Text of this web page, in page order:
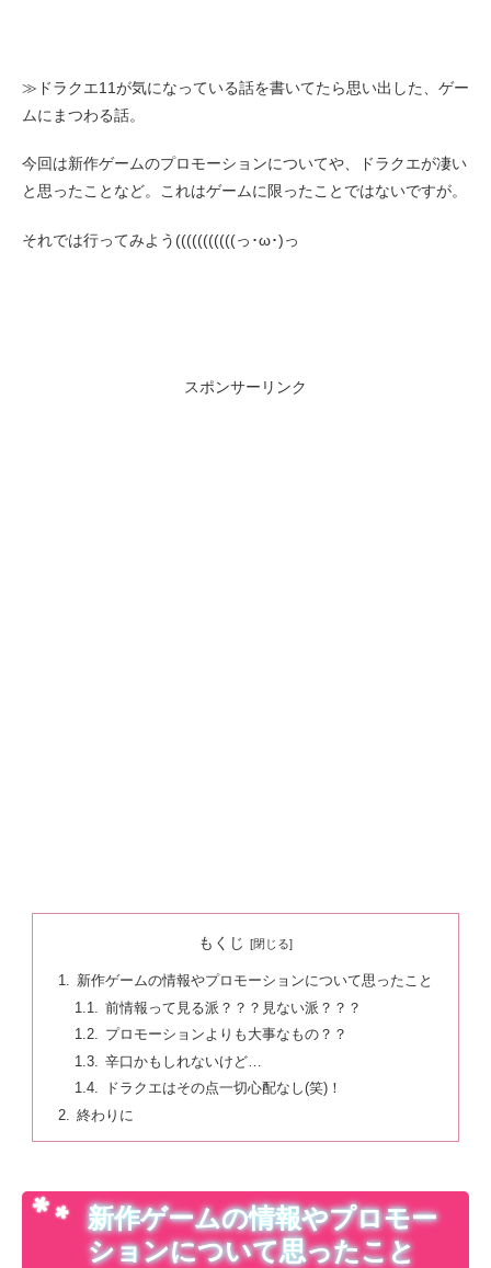
≫ドラクエ11が気になっている話を書いてたら思い出した、ゲー
ムにまつわる話。
今回は新作ゲームのプロモーションについてや、ドラクエが凄い
と思ったことなど。これはゲームに限ったことではないですが。
それでは行ってみよう(((((((((((っ･ω･)っ
スポンサーリンク
もくじ
新作ゲームの情報やプロモーションについて思ったこと
前情報って見る派？？？見ない派？？？
プロモーションよりも大事なもの？？
辛口かもしれないけど…
ドラクエはその点一切心配なし(笑)！
終わりに
新作ゲームの情報やプロモー
ションについて思ったこと